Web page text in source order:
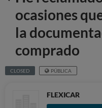
ocasiones
la
comprado
CLOSED PÚBLICA
FLEXICAR